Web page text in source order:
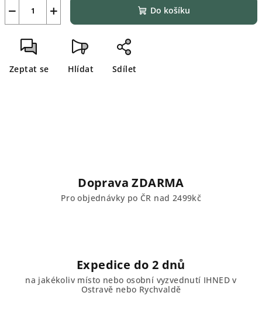
+
− Do košíku
Zeptat se Hlídat Sdílet
Doprava ZDARMA
Pro objednávky po ČR nad 2499kč
Expedice do 2 dnů
na jakékoliv místo nebo osobní vyzvednutí IHNED v
Ostravě nebo Rychvaldě